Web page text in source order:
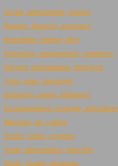
Social, administratif, emploi
Banque, finances, assurance
Immobilier, habitat, déco
Entreprise, management, commerce
Internet, informatique, high-tech
Auto, moto, transports
Industries, usines, bâtiments
Environnement, écologie, agriculture
Musique, art, culture
Sports, loisirs, voyages
Santé, alimentation, bien-être
Mode, beauté, shopping